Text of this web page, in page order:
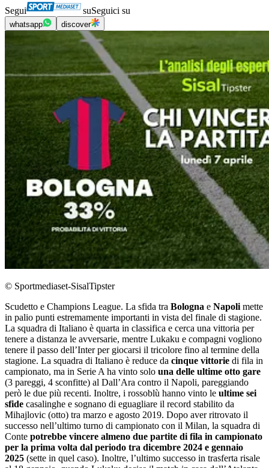
Segui suSeguici su
whatsapp discover
© Sportmediaset-SisalTipster
Scudetto e Champions League. La sfida tra Bologna e Napoli mette
in palio punti estremamente importanti in vista del finale di stagione.
La squadra di Italiano è quarta in classifica e cerca una vittoria per
tenere a distanza le avversarie, mentre Lukaku e compagni vogliono
tenere il passo dell’Inter per giocarsi il tricolore fino al termine della
stagione. La squadra di Italiano è reduce da cinque vittorie di fila in
campionato, ma in Serie A ha vinto solo una delle ultime otto gare
(3 pareggi, 4 sconfitte) al Dall’Ara contro il Napoli, pareggiando
però le due più recenti. Inoltre, i rossoblù hanno vinto le ultime sei
sfide casalinghe e sognano di eguagliare il record stabilito da
Mihajlovic (otto) tra marzo e agosto 2019. Dopo aver ritrovato il
successo nell’ultimo turno di campionato con il Milan, la squadra di
Conte potrebbe vincere almeno due partite di fila in campionato
per la prima volta dal periodo tra dicembre 2024 e gennaio
2025 (sette in quel caso). Inoltre, l’ultimo successo in trasferta risale